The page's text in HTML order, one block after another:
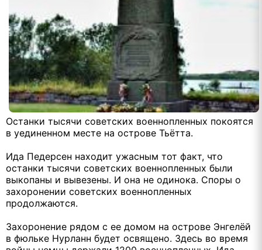
Останки тысячи советских военнопленных покоятся
в уединенном месте на острове Тьётта.
Ида Педерсен находит ужасным тот факт, что
останки тысячи советских военнопленных были
выкопаны и вывезены. И она не одинока. Споры о
захоронении советских военнопленных
продолжаются.
Захоронение рядом с ее домом на острове Энгелёй
в фюльке Нурланн будет освящено. Здесь во время